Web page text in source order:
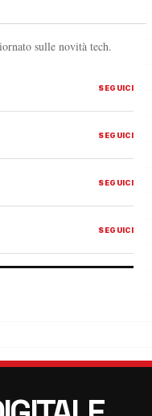
sulle novità tech.
SEGUICI
SEGUICI
SEGUICI
SEGUICI